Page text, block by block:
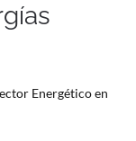
Energético en